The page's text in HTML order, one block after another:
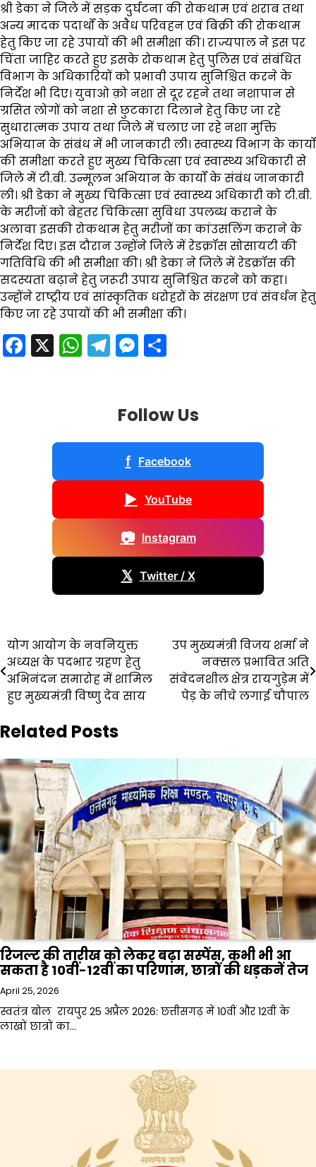
श्री डेका ने जिले में सड़क दुर्घटना की रोकथाम एवं शराब तथा
अन्य मादक पदार्थों के अवैध परिवहन एवं बिक्री की रोकथाम
हेतु किए जा रहे उपायों की भी समीक्षा की। राज्यपाल ने इस पर
चिंता जाहिर करते हुए इसके रोकथाम हेतु पुलिस एवं संबंधित
विभाग के अधिकारियों को प्रभावी उपाय सुनिश्चित करने के
निर्देश भी दिए। युवाओ क़ो नशा से दूर रहने तथा नशापान से
ग्रसित लोगों को नशा से छुटकारा दिलाने हेतु किए जा रहे
सुधारात्मक उपाय तथा जिले में चलाए जा रहे नशा मुक्ति
अभियान के संबंध में भी जानकारी ली। स्वास्थ्य विभाग के कार्यों
की समीक्षा करते हुए मुख्य चिकित्सा एवं स्वास्थ्य अधिकारी से
जिले में टी.बी. उन्मूलन अभियान के कार्यों के संबंध जानकारी
ली। श्री डेका ने मुख्य चिकित्सा एवं स्वास्थ्य अधिकारी को टी.बी.
के मरीजों को बेहतर चिकित्सा सुविधा उपलब्ध कराने के
अलावा इसकी रोकथाम हेतु मरीजों का कांउसलिंग कराने के
निर्देश दिए। इस दौरान उन्होंने जिले में रेडक्रॉस सोसायटी की
गतिविधि की भी समीक्षा की। श्री डेका ने जिले में रेडक्रॉस की
सदस्यता बढ़ाने हेतु जरूरी उपाय सुनिश्चित करने को कहा।
उन्होंने राष्ट्रीय एवं सांस्कृतिक धरोहरों के संरक्षण एवं संवर्धन हेतु
किए जा रहे उपायों की भी समीक्षा की।
Facebook
X WhatsApp
Telegram
Messenger
Follow Us
f Facebook
▶ YouTube
📷 Instagram
𝕏 Twitter / X
Post
navigation
योग आयोग के नवनियुक्त
अध्यक्ष के पदभार ग्रहण हेतु
अभिनंदन समारोह में शामिल
हुए मुख्यमंत्री विष्णु देव साय
उप मुख्यमंत्री विजय शर्मा ने
नक्सल प्रभावित अति
संवेदनशील क्षेत्र रायगुड़ेम में
पेड़ के नीचे लगाई चौपाल
Related Posts
रिजल्ट की तारीख को लेकर बढ़ा सस्पेंस, कभी भी आ
सकता है 10वीं-12वीं का परिणाम, छात्रों की धड़कनें तेज
April 25, 2026
स्वतंत्र बोल रायपुर 25 अप्रैल 2026: छत्तीसगढ़ में 10वीं और 12वीं के
लाखों छात्रों का…